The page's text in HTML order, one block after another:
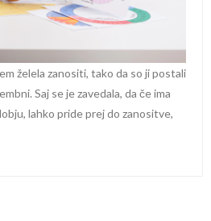
želela zanositi, tako da so ji postali
Saj se je zavedala, da če ima
lahko pride prej do zanositve,